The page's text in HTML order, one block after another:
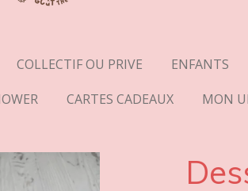
COLLECTIF OU PRIVE ENFANTS
CARTES CADEAUX MON